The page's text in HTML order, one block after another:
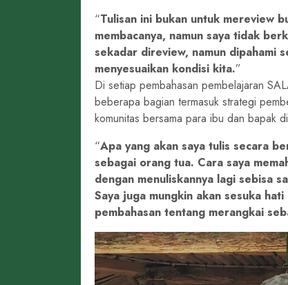
Tulisan ini bukan untuk mereview
membacanya, namun saya tidak
sekadar direview, namun dipahami
menyesuaikan kondisi kita.
Di setiap pembahasan pembelajaran
beberapa bagian termasuk strategi
komunitas bersama para ibu dan bapak
Apa yang akan saya tulis secara
sebagai orang tua. Cara saya
dengan menuliskannya lagi sebisa
Saya juga mungkin akan sesuka
pembahasan tentang merangkai